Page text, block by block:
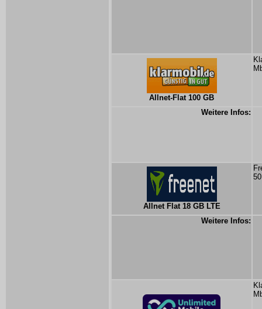
Allnet-Flat 100 GB
Weitere Infos:
Allnet Flat 18 GB LTE
Weitere Infos: